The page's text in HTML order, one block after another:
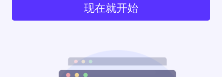
现在就开始